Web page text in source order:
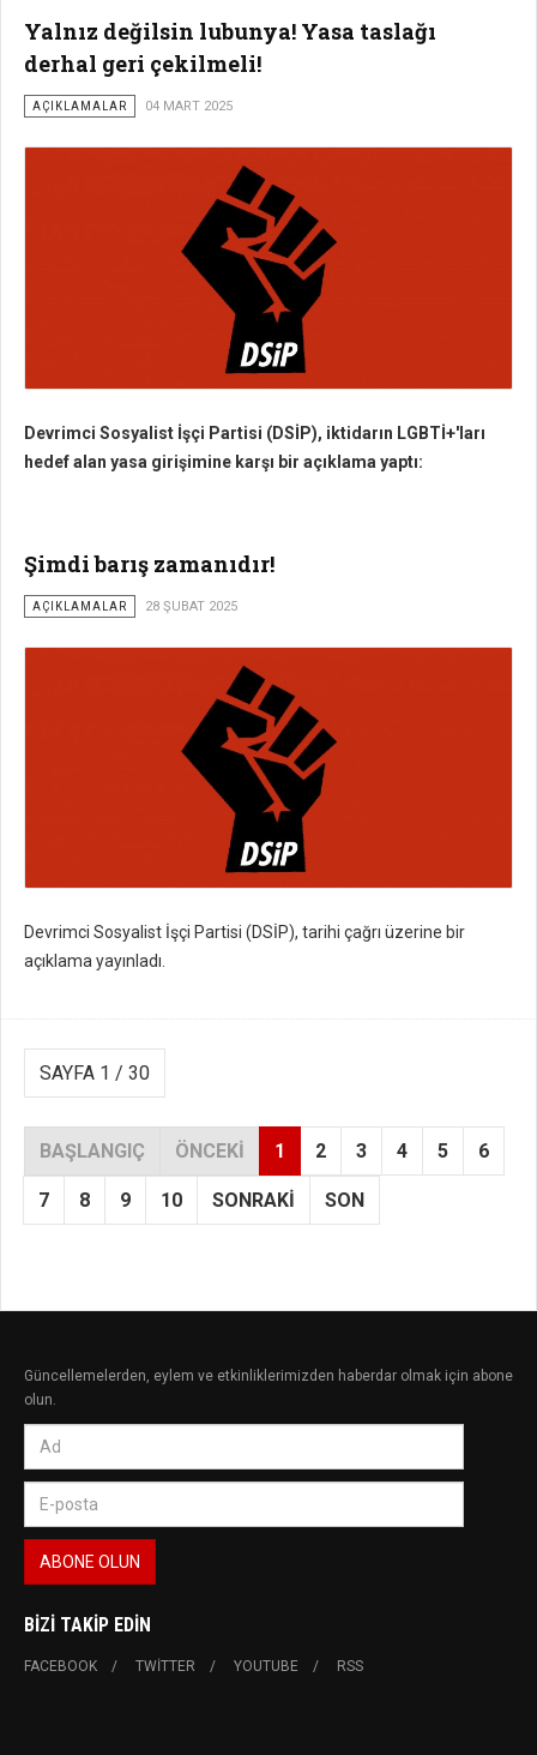
Yalnız değilsin lubunya! Yasa taslağı
derhal geri çekilmeli!
AÇIKLAMALAR 04 MART 2025
Devrimci Sosyalist İşçi Partisi (DSİP), iktidarın LGBTİ+'ları
hedef alan yasa girişimine karşı bir açıklama yaptı:
Şimdi barış zamanıdır!
AÇIKLAMALAR 28 ŞUBAT 2025
Devrimci Sosyalist İşçi Partisi (DSİP), tarihi çağrı üzerine bir
açıklama yayınladı.
SAYFA 1 / 30
BAŞLANGIÇ ÖNCEKI 1 2 3 4 5 6
7 8 9 10 SONRAKI SON
Güncellemelerden, eylem ve etkinliklerimizden haberdar olmak için abone
olun.
BIZI TAKIP EDIN
FACEBOOK TWITTER YOUTUBE RSS